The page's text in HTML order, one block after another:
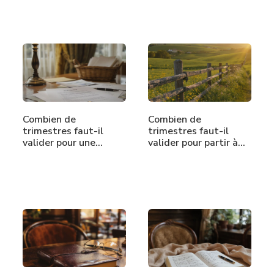
Combien de
trimestres faut-il
valider pour une…
Combien de
trimestres faut-il
valider pour partir à…